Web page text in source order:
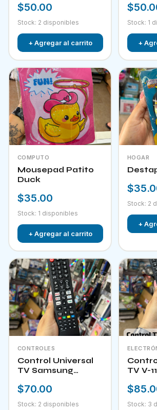
$50.00
Stock: 2 disponibles
+ Agregar al carrito
Stock: 1
+
COMPUTO
Mousepad Patito
Duck
$35.00
Stock: 1 disponibles
+ Agregar al carrito
HOGAR
Stock: 2
+
CONTROLES
Control Universal
TV Samsung
$70.00
Stock: 2 disponibles
TV V-
Stock: 3